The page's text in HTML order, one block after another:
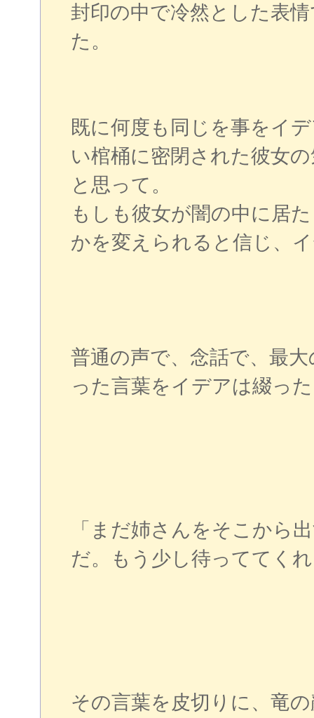
封印の中で冷然とした表
た。
既に何度も同じを事をイ
い棺桶に密閉された彼女
と思って。
もしも彼女が闇の中に居
かを変えられると信じ、
普通の声で、念話で、最
った言葉をイデアは綴っ
「まだ姉さんをそこから
だ。もう少し待っててく
その言葉を皮切りに、竜